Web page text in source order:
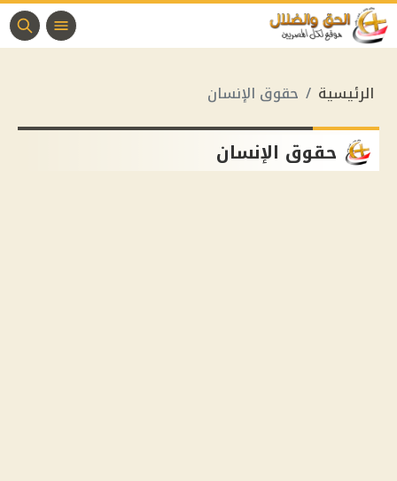
الرئيسية حقوق الإنسان
حقوق الإنسان